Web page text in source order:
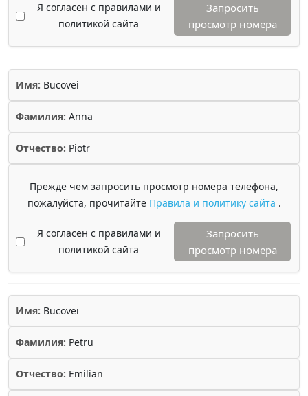
Я согласен с правилами и
политикой сайта
Запросить
просмотр номера
Имя: Bucovei
Фамилия: Anna
Отчество: Piotr
Прежде чем запросить просмотр номера телефона,
пожалуйста, прочитайте Правила и политику сайта .
Я согласен с правилами и
политикой сайта
Запросить
просмотр номера
Имя: Bucovei
Фамилия: Petru
Отчество: Emilian